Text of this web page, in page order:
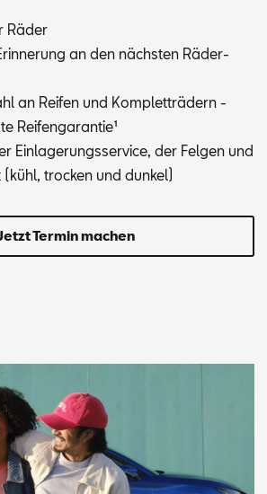
Rä­der
an den nächs­ten Rä­der­
an Rei­fen und Kom­plett­rä­dern -
Rei­fen­ga­ran­tie¹
Ein­la­ge­rungs­ser­vice, der Fel­gen und
(kühl, tro­cken und dun­kel)
Termin machen